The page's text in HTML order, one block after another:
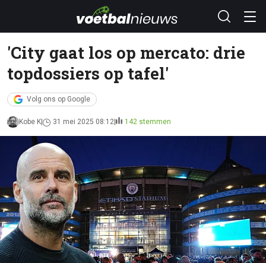
'City gaat los op mercato: drie
topdossiers op tafel'
Volg ons op Google
Kobe K 31 mei 2025 08:12 142 stemmen